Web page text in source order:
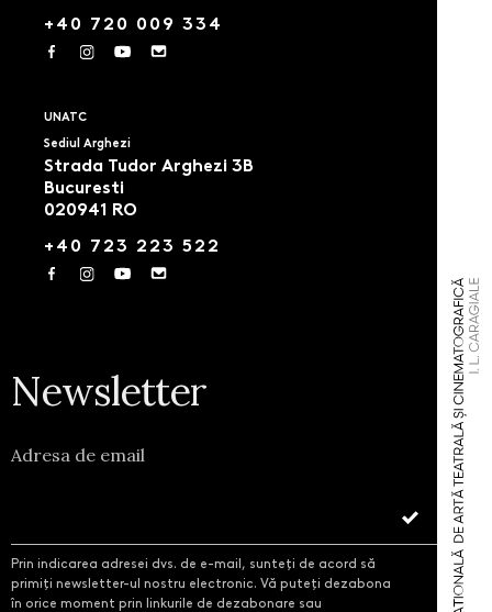
+40 720 009 334
UNATC
Sediul Arghezi
Strada Tudor Arghezi 3B
Bucuresti
020941 RO
+40 723 223 522
Newsletter
Adresa de email
Prin indicarea adresei dvs. de e-mail, sunteți de acord să
primiți newsletter-ul nostru electronic. Vă puteți dezabona
în orice moment prin linkurile de dezabonare sau